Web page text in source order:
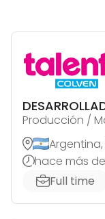
Producción /
hace más
Full time